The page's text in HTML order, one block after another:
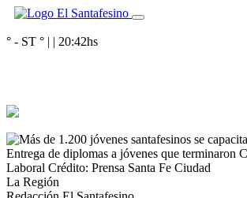
° - ST ° | | 20:42hs
Entrega de diplomas a jóvenes que terminaron
Laboral Crédito: Prensa Santa Fe Ciudad
La Región